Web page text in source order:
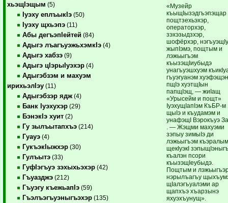
хьэщIэщым (5)
Iуэху еплъыкIэ (50)
Iуэху щхьэпэ (11)
Абы дегъэпIейтей (84)
Адыгэ лъагъуэжьхэмкIэ (4)
Адыгэ хабзэ (9)
Адыгэ цIэрыIуэхэр (4)
Адыгэбзэм и махуэм
ирихьэлIэу (11)
Адыгэбзэр ядж (4)
Банк Iуэхухэр (29)
БэнэкIэ хуит (2)
Гу зылъытапхъэ (214)
Гуауэ (4)
ГукъэкIыжхэр (30)
Гулъытэ (33)
ГуфIэгъуэ зэхыхьэхэр (42)
Гъуазджэ (212)
Гъуэгу къежьапIэ (59)
Гъэлъэгъуэныгъэхэр (135)
«Музейр
къыщIызэдгъэпэщар
пощтзехьэхэр,
операторхэр,
зэхэзыдзхэр,
шофёрхэр,
жыпIэмэ, пощтым и
лэжьыгъэм
къызэщIиубыдэ
унагъуэшхуэм
гъуэгуанэм
пщIэ хуэтщIын
папщIэщ, — жиIащ
«Урысейм и пощт»
IуэхущIапIэм КъБР-м
щыIэ и къудамэм и
унафэщI Вэрокъуэ
. — Жэщми махуэми
зэпыу зимыIэ ди
лэжьыгъэм
щекIуэкI
къалэн псори
къызэщIеубыдэ.
Пощтым и
нэрылъагъу
щIалэгъуалэми ар
щапхъэ хъарзынэ
яхуэхъунущ».